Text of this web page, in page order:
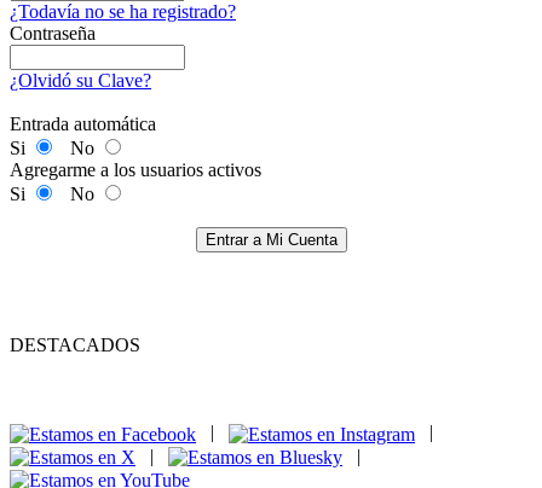
¿Todavía no se ha registrado?
Contraseña
¿Olvidó su Clave?
Entrada automática
Si
No
Agregarme a los usuarios activos
Si
No
Entrar a Mi Cuenta
DESTACADOS
|
|